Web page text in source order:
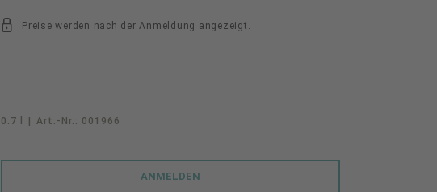
Preise werden nach der Anmeldung angezeigt.
0.7 l Art.-Nr.: 001966
ANMELDEN